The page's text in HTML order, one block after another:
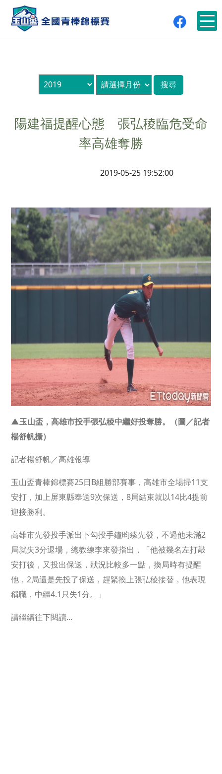
陽建福提醒心態 張弘稜臨危受命
率高雄奪勝
2019-05-25 19:52:00
▲玉山盃，高雄市投手張弘稜中繼好投奪勝。（圖／記者
楊舒帆攝）
記者楊舒帆／高雄報導
玉山盃青棒錦標賽25日B組勝部賽事，高雄市全場掃11支
安打，加上屏東縣奉送9次保送，8局結束就以14比4提前
迎接勝利。
高雄市先發投手派出下勾投手鐘昀臻先發，不過他未滿2
局就失3分退場，總教練李來發指出，「他被幾名左打敲
安打後，又投出保送，狀況比較多一點，換局時有提醒
他，2局還是先投了保送，趕緊換上張弘稜接替，他表現
稱職，中繼4.1只失1分。」
請繼續往下閱讀...